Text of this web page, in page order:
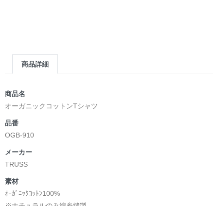
商品詳細
商品名
オーガニックコットンTシャツ
品番
OGB-910
メーカー
TRUSS
素材
ｵｰｶﾞﾆｯｸｺｯﾄﾝ100%